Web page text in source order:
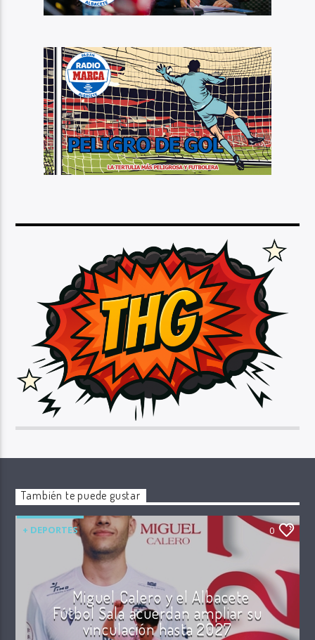
También te puede gustar
+ DEPORTES 0
Miguel Calero y el Albacete
Fútbol Sala acuerdan ampliar su
vinculación hasta 2027